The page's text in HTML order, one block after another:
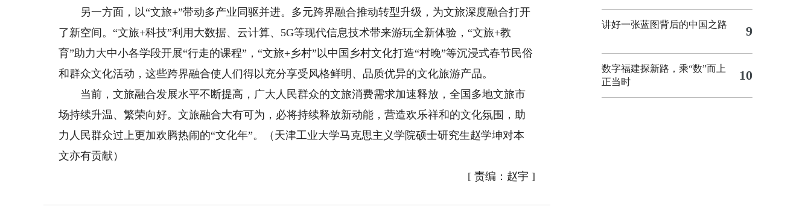
另一方面，以“文旅+”带动多产业同驱并进。多元跨界融合推动转型升级，为文旅深度融合打开
了新空间。“文旅+科技”利用大数据、云计算、5G等现代信息技术带来游玩全新体验，“文旅+教
育”助力大中小各学段开展“行走的课程”，“文旅+乡村”以中国乡村文化打造“村晚”等沉浸式春节民俗
和群众文化活动，这些跨界融合使人们得以充分享受风格鲜明、品质优异的文化旅游产品。
当前，文旅融合发展水平不断提高，广大人民群众的文旅消费需求加速释放，全国多地文旅市
场持续升温、繁荣向好。文旅融合大有可为，必将持续释放新动能，营造欢乐祥和的文化氛围，助
力人民群众过上更加欢腾热闹的“文化年”。（天津工业大学马克思主义学院硕士研究生赵学坤对本
文亦有贡献）
[ 责编：赵宇 ]
讲好一张蓝图背后的中国之路 9
数字福建探新路，乘“数”而上
正当时
10